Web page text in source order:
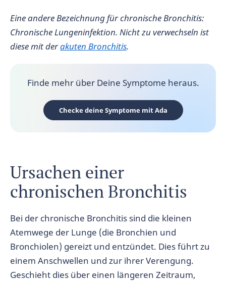
Eine andere Bezeichnung für chronische Bronchitis:
Chronische Lungeninfektion. Nicht zu verwechseln ist
diese mit derakuten Bronchitis.
Finde mehr über Deine Symptome heraus.
Checke deine Symptome mit Ada
Ursachen einer
chronischen Bronchitis
Bei der chronische Bronchitis sind die kleinen
Atemwege der Lunge (die Bronchien und
Bronchiolen) gereizt und entzündet. Dies führt zu
einem Anschwellen und zur ihrer Verengung.
Geschieht dies über einen längeren Zeitraum,